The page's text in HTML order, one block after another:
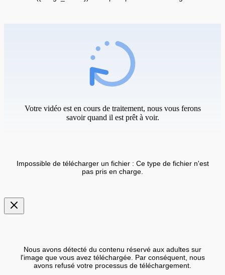
Votre vidéo est en cours de traitement, nous vous ferons
savoir quand il est prêt à voir.
Impossible de télécharger un fichier : Ce type de fichier n'est
pas pris en charge.
Nous avons détecté du contenu réservé aux adultes sur
l'image que vous avez téléchargée. Par conséquent, nous
avons refusé votre processus de téléchargement.